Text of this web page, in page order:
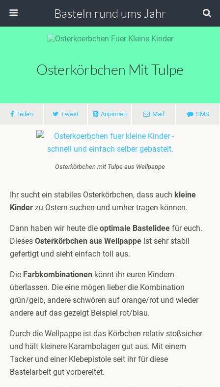
Basteln rund ums Jahr
Osterkörbchen Mit Tulpe
Teilen Tweet Anpinnen Mail SMS
Osterkörbchen mit Tulpe aus Wellpappe
Ihr sucht ein stabiles Osterkörbchen, dass auch kleine
Kinder zu Ostern suchen und umher tragen können.
Dann haben wir heute die optimale Bastelidee für euch.
Dieses Osterkörbchen aus Wellpappe ist sehr stabil
gefertigt und sieht einfach toll aus.
Die Farbkombinationen könnt ihr euren Kindern
überlassen. Die eine mögen lieber die Kombination
grün/gelb, andere schwören auf orange/rot und wieder
andere auf das gezeigt Beispiel rot/blau.
Durch die Wellpappe ist das Körbchen relativ stoßsicher
und hält kleinere Karambolagen gut aus. Mit einem
Tacker und einer Klebepistole seit ihr für diese
Bastelarbeit gut vorbereitet.